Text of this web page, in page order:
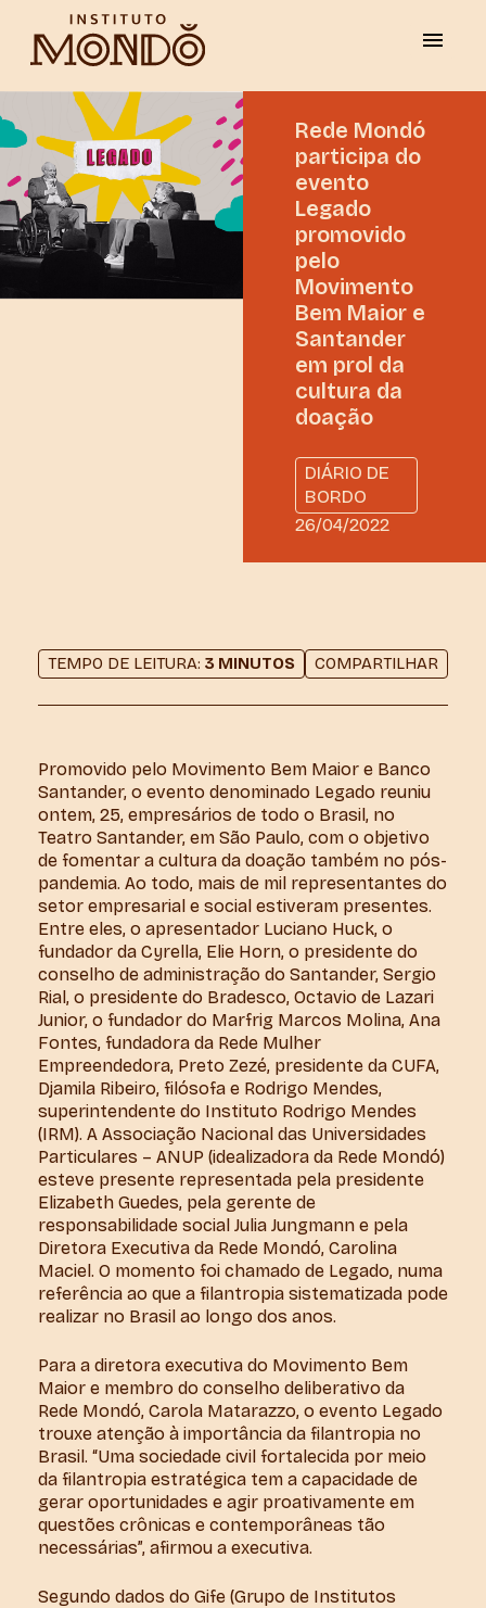
Rede Mondó
participa do
evento
Legado
promovido
pelo
Movimento
Bem Maior e
Santander
em prol da
cultura da
doação
DIÁRIO DE
BORDO
26/04/2022
TEMPO DE LEITURA: 3 MINUTOS COMPARTILHAR
Promovido pelo Movimento Bem Maior e Banco
Santander, o evento denominado Legado reuniu
ontem, 25, empresários de todo o Brasil, no
Teatro Santander, em São Paulo, com o objetivo
de fomentar a cultura da doação também no pós-
pandemia. Ao todo, mais de mil representantes do
setor empresarial e social estiveram presentes.
Entre eles, o apresentador Luciano Huck, o
fundador da Cyrella, Elie Horn, o presidente do
conselho de administração do Santander, Sergio
Rial, o presidente do Bradesco, Octavio de Lazari
Junior, o fundador do Marfrig Marcos Molina, Ana
Fontes, fundadora da Rede Mulher
Empreendedora, Preto Zezé, presidente da CUFA,
Djamila Ribeiro, filósofa e Rodrigo Mendes,
superintendente do Instituto Rodrigo Mendes
(IRM). A Associação Nacional das Universidades
Particulares – ANUP (idealizadora da Rede Mondó)
esteve presente representada pela presidente
Elizabeth Guedes, pela gerente de
responsabilidade social Julia Jungmann e pela
Diretora Executiva da Rede Mondó, Carolina
Maciel. O momento foi chamado de Legado, numa
referência ao que a filantropia sistematizada pode
realizar no Brasil ao longo dos anos.
Para a diretora executiva do Movimento Bem
Maior e membro do conselho deliberativo da
Rede Mondó, Carola Matarazzo, o evento Legado
trouxe atenção à importância da filantropia no
Brasil. “Uma sociedade civil fortalecida por meio
da filantropia estratégica tem a capacidade de
gerar oportunidades e agir proativamente em
questões crônicas e contemporâneas tão
necessárias”, afirmou a executiva.
Segundo dados do Gife (Grupo de Institutos